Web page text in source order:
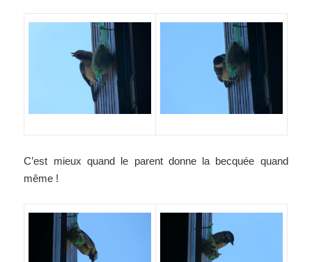
C’est mieux quand le parent donne la becquée quand
même !